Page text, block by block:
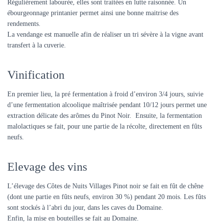
Régulièrement labourée, elles sont traitées en lutte raisonnée. Un
ébourgeonnage printanier permet ainsi une bonne maitrise des
rendements.
La vendange est manuelle afin de réaliser un tri sévère à la vigne avant
transfert à la cuverie.
Vinification
En premier lieu, la pré fermentation à froid d’environ 3/4 jours, suivie
d’une fermentation alcoolique maîtrisée pendant 10/12 jours permet une
extraction délicate des arômes du Pinot Noir. Ensuite, la fermentation
malolactiques se fait, pour une partie de la récolte, directement en fûts
neufs.
Elevage des vins
L’élevage des Côtes de Nuits Villages Pinot noir se fait en fût de chêne
(dont une partie en fûts neufs, environ 30 %) pendant 20 mois. Les fûts
sont stockés à l’abri du jour, dans les caves du Domaine.
Enfin, la mise en bouteilles se fait au Domaine.